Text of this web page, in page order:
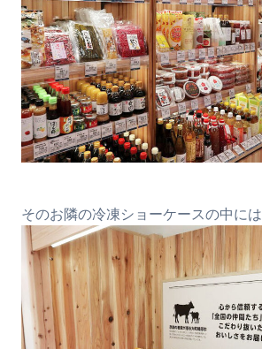
そのお隣の冷凍ショーケースの中には